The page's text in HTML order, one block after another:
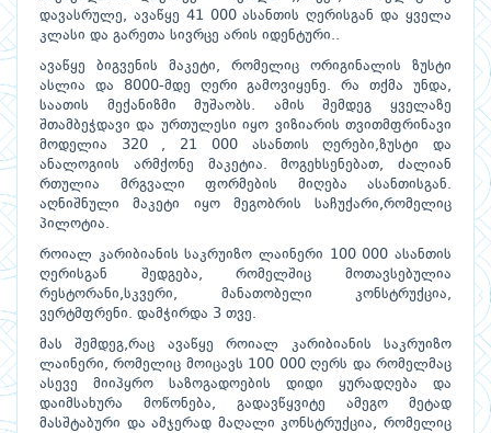
დავასრულე, ავაწყე 41 000 ასანთის ღერისგან და ყველა
კლასი და გარეთა სივრცე არის იდენტური..
ავაწყე ბიგვენის მაკეტი, რომელიც ორიგინალის ზუსტი
ასლია და 8000-მდე ღერი გამოვიყენე. რა თქმა უნდა,
საათის მექანიზმი მუშაობს. ამის შემდეგ ყველაზე
შთამბეჭდავი და ურთულესი იყო ვიზიარის თვითმფრინავი
მოდელია 320 , 21 000 ასანთის ღერები,ზუსტი და
ანალოგიის არმქონე მაკეტია. მოგეხსენებათ, ძალიან
რთულია მრგვალი ფორმების მიღება ასანთისგან.
აღნიშნული მაკეტი იყო მეგობრის საჩუქარი,რომელიც
პილოტია.
როიალ კარიბიანის საკრუიზო ლაინერი 100 000 ასანთის
ღერისგან შედგება, რომელშიც მოთავსებულია
რესტორანი,სკვერი, მანათობელი კონსტრუქცია,
ვერტმფრენი. დამჭირდა 3 თვე.
მას შემდეგ,რაც ავაწყე როიალ კარიბიანის საკრუიზო
ლაინერი, რომელიც მოიცავს 100 000 ღერს და რომელმაც
ასევე მიიპყრო საზოგადოების დიდი ყურადღება და
დაიმსახურა მოწონება, გადავწყვიტე ამეგო მეტად
მასშტაბური და ამჯერად მაღალი კონსტრუქცია, რომელიც